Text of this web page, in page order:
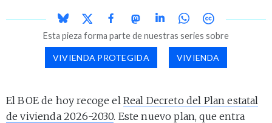
Esta pieza forma parte de nuestras series sobre
VIVIENDA PROTEGIDA VIVIENDA
El BOE de hoy recoge el Real Decreto del Plan estatal
de vivienda 2026-2030. Este nuevo plan, que entra